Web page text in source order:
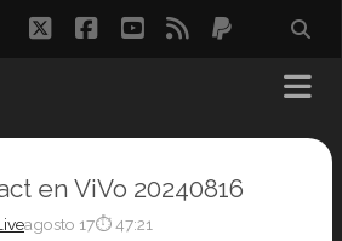
twitterfacebook
youtube
rss paypal
en ViVo 20240816
agosto 17⏱ 47:21